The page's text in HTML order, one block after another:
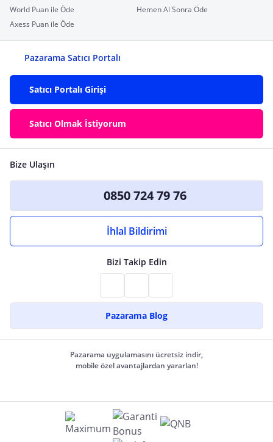
World Puan ile Öde
Hemen Al Sonra Öde
Axess Puan ile Öde
Pazarama Satıcı Portalı
Satıcı Portalı Girişi
Satıcı Olmak İstiyorum
Bize Ulaşın
0850 724 79 76
İhlal Bildirimi
Bizi Takip Edin
Pazarama Blog
Pazarama uygulamasını ücretsiz indir,
mobile özel avantajlardan yararlan!